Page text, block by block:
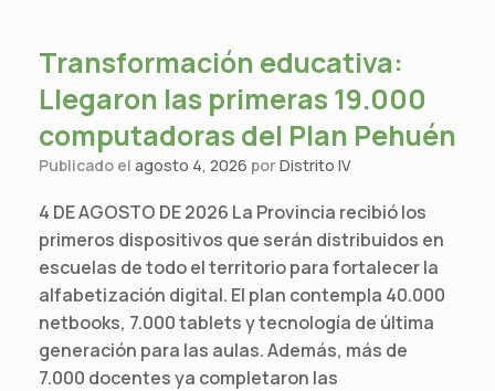
Transformación educativa:
Llegaron las primeras 19.000
computadoras del Plan Pehuén
Publicado el agosto 4, 2026 porDistrito IV
4 DE AGOSTO DE 2026 La Provincia recibió los
primeros dispositivos que serán distribuidos en
escuelas de todo el territorio para fortalecer la
alfabetización digital. El plan contempla 40.000
netbooks, 7.000 tablets y tecnología de última
generación para las aulas. Además, más de
7.000 docentes ya completaron las